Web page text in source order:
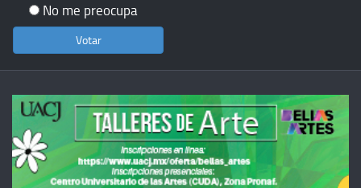
No me preocupa